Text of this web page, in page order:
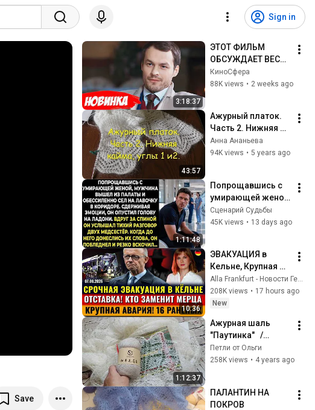
Sign in
Save
3:18:37
ЭТОТ ФИЛЬМ
ОБСУЖДАЕТ ВЕСЬ
ИНТЕРНЕТ!
СМОТРЕТЬ ВСЕМ! |
КиноCфера
88K views • 2 weeks ago
43:57
Ажурный платок.
Часть 2. Нижняя
кайма, углы 1 и 2.
Анна Ананьева
94K views • 5 years ago
1:11:48
Попрощавшись с
умирающей женой,
мужчина вышел из
палаты и
коридоре...
Сценарий Судьбы
45K views • 13 days ago
10:36
ЭВАКУАЦИЯ в
Кельне, Крупная
АВАРИЯ, Кто
ЗАМЕНИТ Мерца,
Паспорт США ДЛЯ
Германии
Alla Frankfurt - Новости Германии и Мира
208K views • 17 hours ago
New
1:12:37
Ажурная шаль
"Паутинка"   /
подробный мк/
часть 1
Петли от Ольги
258K views • 4 years ago
ПАЛАНТИН НА
ПОКРОВ